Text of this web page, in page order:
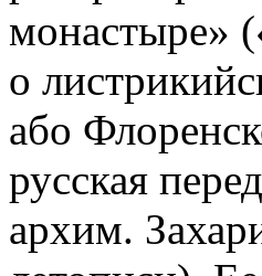
монастыре»
о
або
русская
архим.